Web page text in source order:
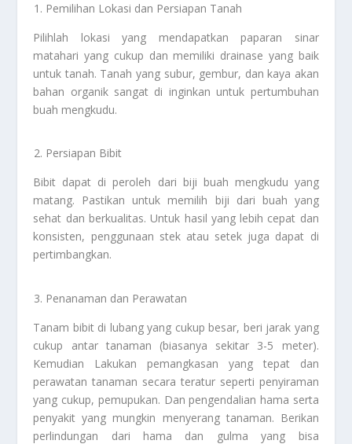
Pemilihan Lokasi dan Persiapan Tanah
Pilihlah lokasi yang mendapatkan paparan sinar
matahari yang cukup dan memiliki drainase yang baik
untuk tanah. Tanah yang subur, gembur, dan kaya akan
bahan organik sangat di inginkan untuk pertumbuhan
buah mengkudu.
Persiapan Bibit
Bibit dapat di peroleh dari biji buah mengkudu yang
matang. Pastikan untuk memilih biji dari buah yang
sehat dan berkualitas. Untuk hasil yang lebih cepat dan
konsisten, penggunaan stek atau setek juga dapat di
pertimbangkan.
Penanaman dan Perawatan
Tanam bibit di lubang yang cukup besar, beri jarak yang
cukup antar tanaman (biasanya sekitar 3-5 meter).
Kemudian Lakukan pemangkasan yang tepat dan
perawatan tanaman secara teratur seperti penyiraman
yang cukup, pemupukan. Dan pengendalian hama serta
penyakit yang mungkin menyerang tanaman. Berikan
perlindungan dari hama dan gulma yang bisa